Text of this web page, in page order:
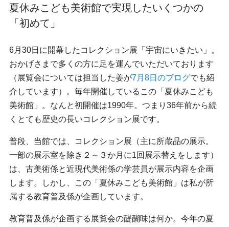
夏休みこども美術館で実現したいくつかの
「初めて」
6月30日に開幕したコレクション展「宇宙にいきたい」。
おかげさまで多くの方に足を運んでいただいております
（展覧会については担当した姜が7月8日のブログでも紹
介しています）。毎年開催しているこの「夏休みこども
美術館」。なんと初開催は1990年。つまり36年前から続
くとても歴史の長いコレクション展です。
普段、当館では、コレクション展（主に所蔵品の展示。
一部の展示室を除き２～３か月に1回展示替えをします）
は、古美術係と近現代美術係の学芸員が展示内容を企画
します。しかし、この「夏休みこども美術館」は私が所
属する教育普及係が企画しています。
教育普及係が企画する展覧会の醍醐味は何か。今年の夏